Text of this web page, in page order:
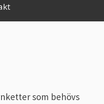
som behövs